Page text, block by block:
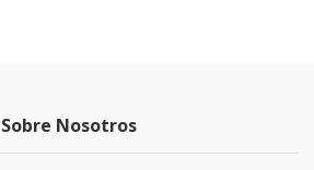
Sobre Nosotros